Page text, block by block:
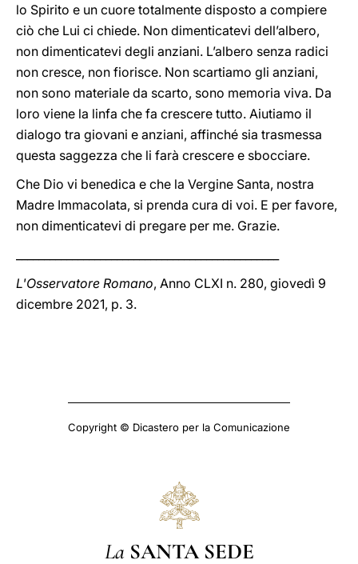
lo Spirito e un cuore totalmente disposto a compiere
ciò che Lui ci chiede. Non dimenticatevi dell’albero,
non dimenticatevi degli anziani. L’albero senza radici
non cresce, non fiorisce. Non scartiamo gli anziani,
non sono materiale da scarto, sono memoria viva. Da
loro viene la linfa che fa crescere tutto. Aiutiamo il
dialogo tra giovani e anziani, affinché sia trasmessa
questa saggezza che li farà crescere e sbocciare.
Che Dio vi benedica e che la Vergine Santa, nostra
Madre Immacolata, si prenda cura di voi. E per favore,
non dimenticatevi di pregare per me. Grazie.
L'Osservatore Romano, Anno CLXI n. 280, giovedì 9
dicembre 2021, p. 3.
Copyright © Dicastero per la Comunicazione
La SANTA SEDE